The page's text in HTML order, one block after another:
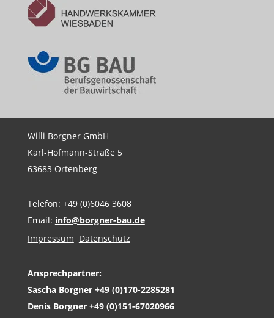
Willi Borgner GmbH
Karl-Hofmann-Straße 5
63683 Ortenberg
Telefon: +49 (0)6046 3608
Email: info@borgner-bau.de
Impressum Datenschutz
Ansprechpartner:
Sascha Borgner +49 (0)170-2285281
Denis Borgner +49 (0)151-67020966